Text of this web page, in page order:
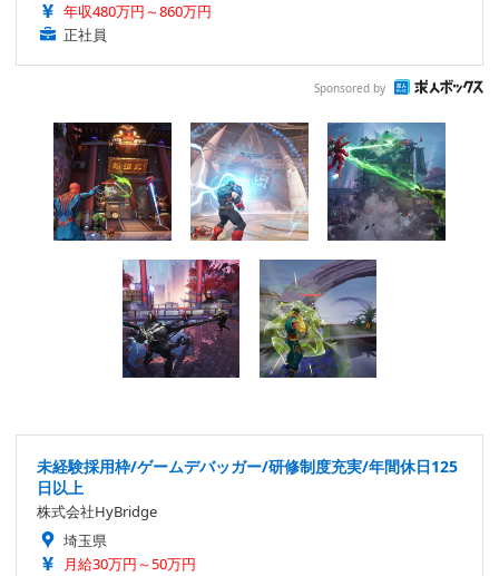
年収480万円～860万円
正社員
Sponsored by
未経験採用枠/ゲームデバッガー/研修制度充実/年間休日125
日以上
株式会社HyBridge
埼玉県
月給30万円～50万円